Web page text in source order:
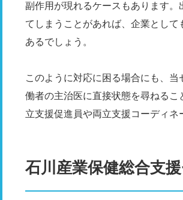
副作用が現れるケースもあります
てしまうことがあれば、企業とし
あるでしょう。
このように対応に困る場合にも、
働者の主治医に直接状態を尋ねる
立支援促進員や両立支援コーディ
石川産業保健総合支